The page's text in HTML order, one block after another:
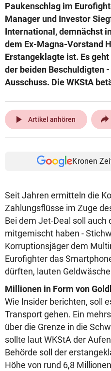
Paukenschlag im
Manager und Investor
International, demnächst
dem Ex-Magna-Vorstand
Erstangeklagte ist. Es
der beiden Beschuldigten
Ausschuss. Die WKStA
play_arrow Artikel anhören
Kronen
Seit Jahren ermitteln die
Zahlungsflüsse im Zuge
Bei dem Jet-Deal soll
mitgemischt haben -
Korruptionsjäger dem
Eurofighter das
dürften, lauten
Millionen in Form von
Wie Insider berichten, soll
Transport gehen. Ein
über die Grenze in die
sollte laut WKStA der
Behörde soll der
Höhe von rund 6,8